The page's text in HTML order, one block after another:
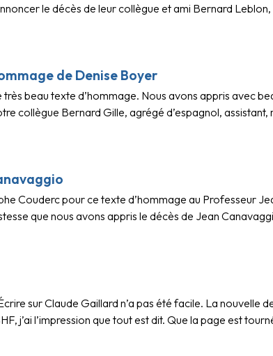
le décès de leur collègue et ami Bernard
de Denise Boyer
beau texte d’hommage. Nous avons appris avec
collègue Bernard Gille, agrégé d’espagnol,
Couderc pour ce texte d’hommage au Professeur
que nous avons appris le décès de Jean
sur Claude Gaillard n’a pas été facile. La nouvelle
j’ai l’impression que tout est dit. Que la page est